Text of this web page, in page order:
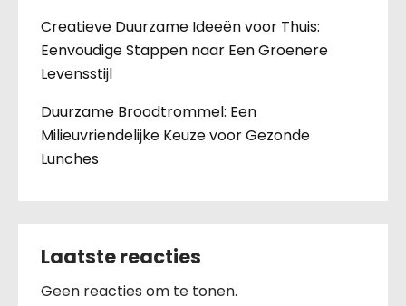
Creatieve Duurzame Ideeën voor Thuis:
Eenvoudige Stappen naar Een Groenere
Levensstijl
Duurzame Broodtrommel: Een
Milieuvriendelijke Keuze voor Gezonde
Lunches
Laatste reacties
Geen reacties om te tonen.